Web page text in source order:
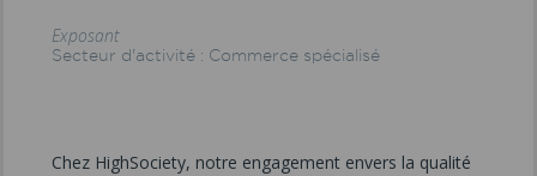
Exposant
Secteur d'activité : Commerce spécialisé
Chez HighSociety, notre engagement envers la qualité